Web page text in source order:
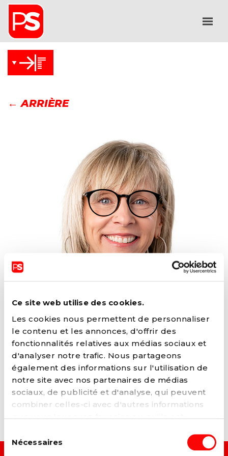
Ce site web utilise des cookies.
Les cookies nous permettent de personnaliser
le contenu et les annonces, d'offrir des
fonctionnalités relatives aux médias sociaux et
d'analyser notre trafic. Nous partageons
également des informations sur l'utilisation de
notre site avec nos partenaires de médias
sociaux, de publicité et d'analyse, qui peuvent
combiner celles-ci avec d'autres informations
services. Vous pouvez à tout moment modifier
politique
duNécessaires
← ARRIÈRE
SYLVIE MURATORE
ARTICLES LIÉS